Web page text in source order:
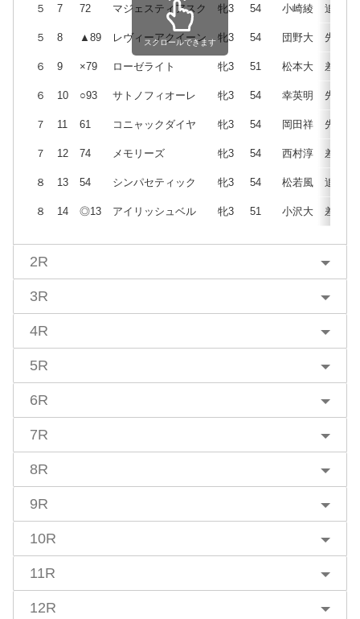
５ 7 72 マジェスティアスク 牝3 54 小崎綾 追
５ 8 ▲89 レヴィーアクイーン 牝3 54 団野大 先
６ 9 ×79 ローゼライト 牝3 51 松本大 差
６ 10 ○93 サトノフィオーレ 牝3 54 幸英明 先
７ 11 61 コニャックダイヤ 牝3 54 岡田祥 先
７ 12 74 メモリーズ 牝3 54 西村淳 差
８ 13 54 シンパセティック 牝3 54 松若風 追
８ 14 ◎13 アイリッシュベル 牝3 51 小沢大 差
スクロールできます
2R
3R
4R
5R
6R
7R
8R
9R
10R
11R
12R